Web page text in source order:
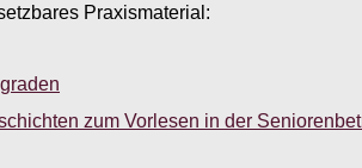
Praxismaterial:
zum Vorlesen in der